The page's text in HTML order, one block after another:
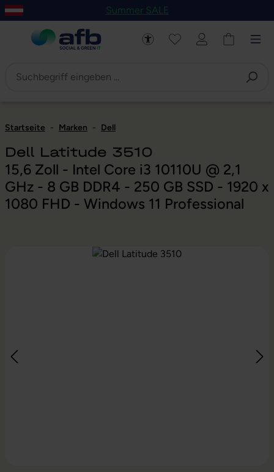
Hauptinhalt springen
Zur Navigation der B2B-Plattform springen
Summer SALE
Startseite - Marken - Dell
Dell Latitude 3510
15,6 Zoll - Intel Core i3 10110U @ 2,1
GHz - 8 GB DDR4 - 250 GB SSD - 1920 x
1080 FHD - Windows 11 Professional
Bildergalerie überspringen